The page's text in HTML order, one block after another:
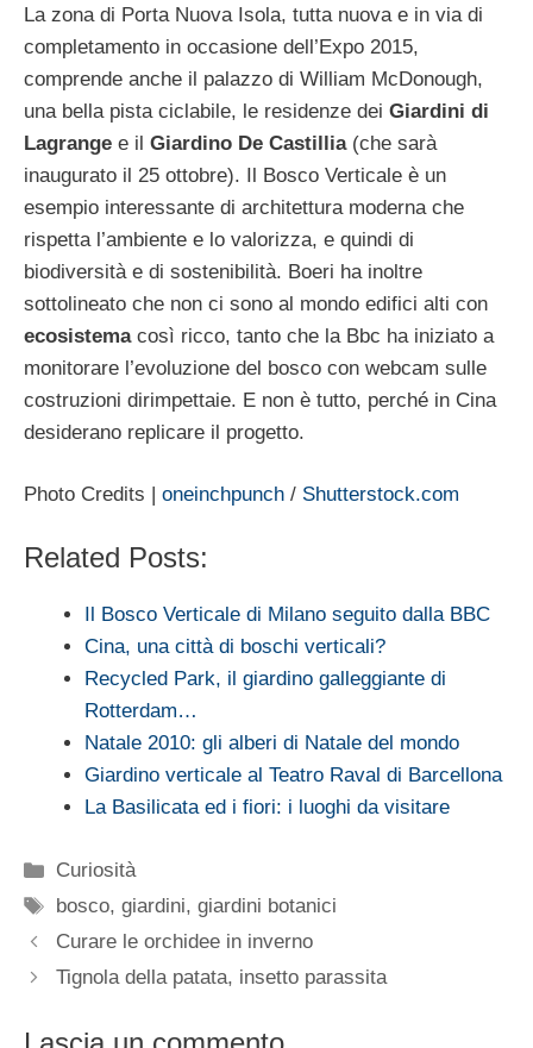
La zona di Porta Nuova Isola, tutta nuova e in via di
completamento in occasione dell’Expo 2015,
comprende anche il palazzo di William McDonough,
una bella pista ciclabile, le residenze dei Giardini di
Lagrange e il Giardino De Castillia(che sarà
inaugurato il 25 ottobre). Il Bosco Verticale è un
esempio interessante di architettura moderna che
rispetta l’ambiente e lo valorizza, e quindi di
biodiversità e di sostenibilità. Boeri ha inoltre
sottolineato che non ci sono al mondo edifici alti con
ecosistemacosì ricco, tanto che la Bbc ha iniziato a
monitorare l’evoluzione del bosco con webcam sulle
costruzioni dirimpettaie. E non è tutto, perché in Cina
desiderano replicare il progetto.
Photo Credits | oneinchpunch / Shutterstock.com
Related Posts:
Il Bosco Verticale di Milano seguito dalla BBC
Cina, una città di boschi verticali?
Recycled Park, il giardino galleggiante di
Rotterdam…
Natale 2010: gli alberi di Natale del mondo
Giardino verticale al Teatro Raval di Barcellona
La Basilicata ed i fiori: i luoghi da visitare
Categorie
Curiosità
Tag
bosco,giardini,giardini botanici
Curare le orchidee in inverno
Tignola della patata, insetto parassita